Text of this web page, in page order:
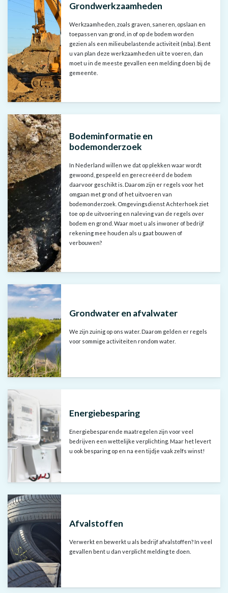
Grondwerkzaamheden
Werkzaamheden, zoals graven, saneren, opslaan en
toepassen van grond, in of op de bodem worden
gezien als een milieubelastende activiteit (mba). Bent
u van plan deze werkzaamheden uit te voeren, dan
moet u in de meeste gevallen een melding doen bij de
gemeente.
Bodeminformatie en
bodemonderzoek
In Nederland willen we dat op plekken waar wordt
gewoond, gespeeld en gerecreëerd de bodem
daarvoor geschikt is. Daarom zijn er regels voor het
omgaan met grond of het uitvoeren van
bodemonderzoek. Omgevingsdienst Achterhoek ziet
toe op de uitvoering en naleving van de regels over
bodem en grond. Waar moet u als inwoner of bedrijf
rekening mee houden als u gaat bouwen of
verbouwen?
Grondwater en afvalwater
We zijn zuinig op ons water. Daarom gelden er regels
voor sommige activiteiten rondom water.
Energiebesparing
Energiebesparende maatregelen zijn voor veel
bedrijven een wettelijke verplichting. Maar het levert
u ook besparing op en na een tijdje vaak zelfs winst!
Afvalstoffen
Verwerkt en bewerkt u als bedrijf afvalstoffen? In veel
gevallen bent u dan verplicht melding te doen.